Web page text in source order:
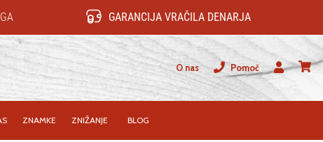
GARANCIJA VRAČILA DENARJA
O nas
Pomoč
Uporabnik
ZNAMKE ZNIŽANJE BLOG